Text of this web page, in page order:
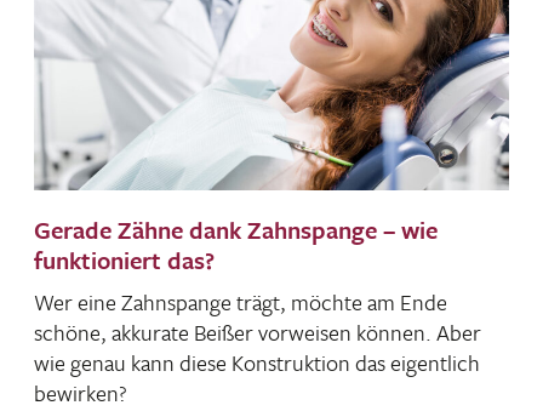
Gerade Zähne dank Zahnspange – wie
funktioniert das?
Wer eine Zahn­spange trägt, möchte am Ende
schöne, akku­rate Beißer vorweisen können. Aber
wie genau kann diese Konstruk­tion das eigent­lich
bewirken?